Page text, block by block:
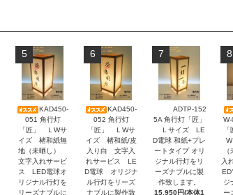
5
KAD450-
051 角行灯
「匠」 ＬWサ
イズ 楮和紙無
地（未晒し）
文字入れサービ
ス LED電球オ
リジナル行灯を
リーズナブルに
6
KAD450-
052 角行灯
「匠」 ＬWサ
イズ 楮和紙/皮
入り白 文字入
れサービス LE
D電球 オリジナ
ル行灯をリーズ
ナブルに製作致
7
ADTP-152
5A 角行灯「匠」
Ｌサイズ LE
D電球 和紙+プレ
ートタイプ オリ
ジナル行灯をリ
ーズナブルに製
作致します。
15,950円(本体1
8
入
ジ
ー